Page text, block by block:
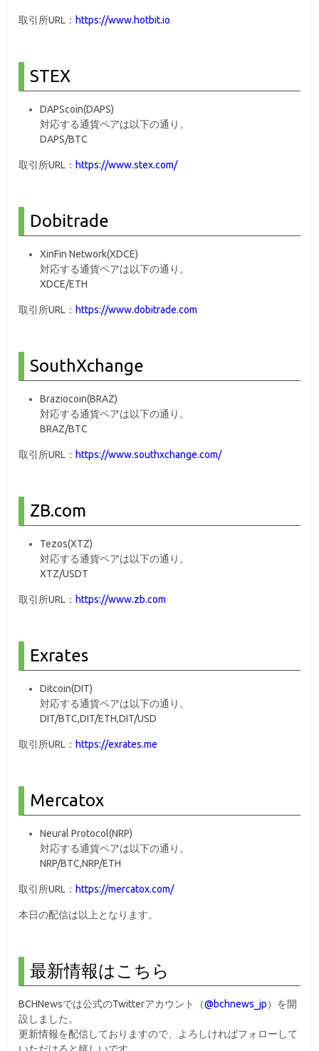
取引所URL： https://www.hotbit.io
STEX
DAPScoin(DAPS)
対応する通貨ペアは以下の通り。
DAPS/BTC
取引所URL： https://www.stex.com/
Dobitrade
XinFin Network(XDCE)
対応する通貨ペアは以下の通り。
XDCE/ETH
取引所URL： https://www.dobitrade.com
SouthXchange
Braziocoin(BRAZ)
対応する通貨ペアは以下の通り。
BRAZ/BTC
取引所URL： https://www.southxchange.com/
ZB.com
Tezos(XTZ)
対応する通貨ペアは以下の通り。
XTZ/USDT
取引所URL： https://www.zb.com
Exrates
Ditcoin(DIT)
対応する通貨ペアは以下の通り。
DIT/BTC,DIT/ETH,DIT/USD
取引所URL： https://exrates.me
Mercatox
Neural Protocol(NRP)
対応する通貨ペアは以下の通り。
NRP/BTC,NRP/ETH
取引所URL： https://mercatox.com/
本日の配信は以上となります。
最新情報はこちら
BCHNewsでは公式のTwitterアカウント（@bchnews_jp）を開
設しました。
更新情報を配信しておりますので、よろしければフォローして